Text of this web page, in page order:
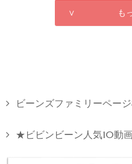
∨ も
ビーンズファミリーペー
★ビビンビーン人気10動